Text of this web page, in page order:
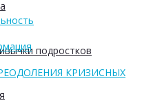
подростков
КРИЗИСНЫХ